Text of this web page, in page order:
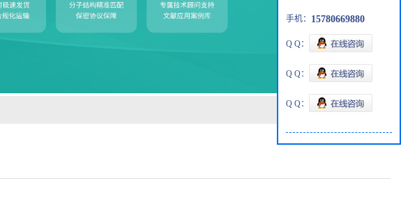
手机： 15780669880
Q Q：
Q Q：
Q Q：